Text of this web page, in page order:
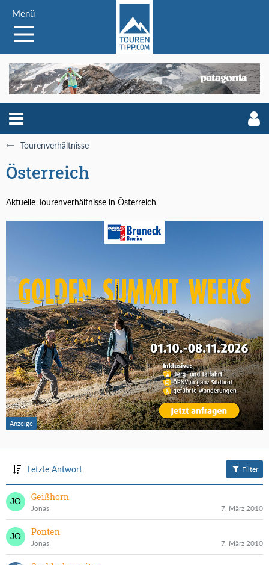
Menü
Tourenverhältnisse
Österreich
Aktuelle Tourenverhältnisse in Österreich
Letzte Antwort Filter
Geißhorn
Jonas 7. März 2010
Ponten
Jonas 7. März 2010